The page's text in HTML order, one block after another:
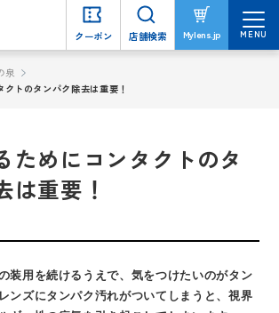
クーポン 店舗検索 Mylens.jp MENU
泉
トのタンパク除去は重要！
ためにコンタクトのタ
は重要！
装用を続けるうえで、気をつけたいのがタン
ズにタンパク汚れがついてしまうと、視界
クーポン 店舗検索 Mylens.jp MENU